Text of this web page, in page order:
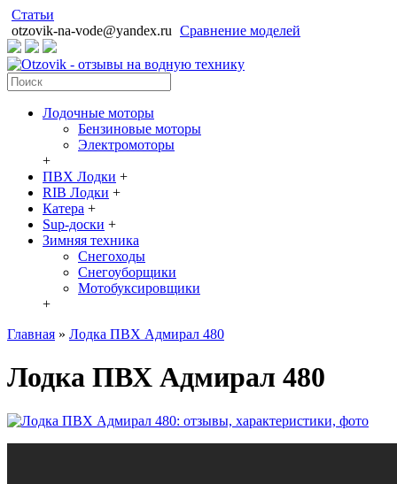
Статьи
otzovik-na-vode@yandex.ru Сравнение моделей
Лодочные моторы
Бензиновые моторы
Электромоторы
+
ПВХ Лодки +
RIB Лодки +
Катера +
Sup-доски +
Зимняя техника
Снегоходы
Cнегоуборщики
Мотобуксировщики
+
Главная » Лодка ПВХ Адмирал 480
Лодка ПВХ Адмирал 480